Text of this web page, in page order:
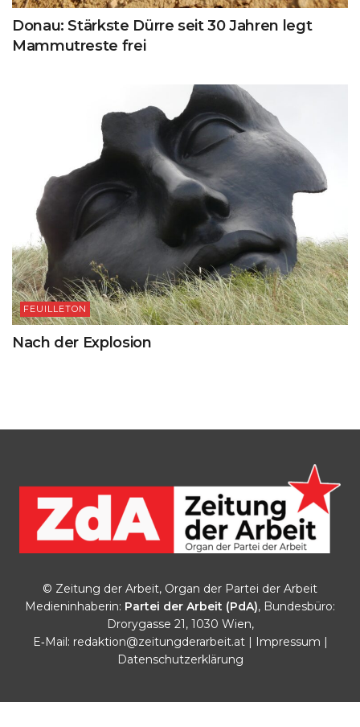
Donau: Stärkste Dürre seit 30 Jahren legt
Mammutreste frei
FEUILLETON
Nach der Explosion
© Zeitung der Arbeit, Organ der Partei der Arbeit
Medieninhaberin: Partei der Arbeit (PdA), Bundesbüro:
Drorygasse 21, 1030 Wien,
E‑Mail: redaktion@zeitungderarbeit.at| Impressum |
Datenschutzerklärung